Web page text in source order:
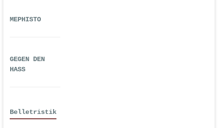
MEPHISTO
GEGEN DEN
HASS
Belletristik